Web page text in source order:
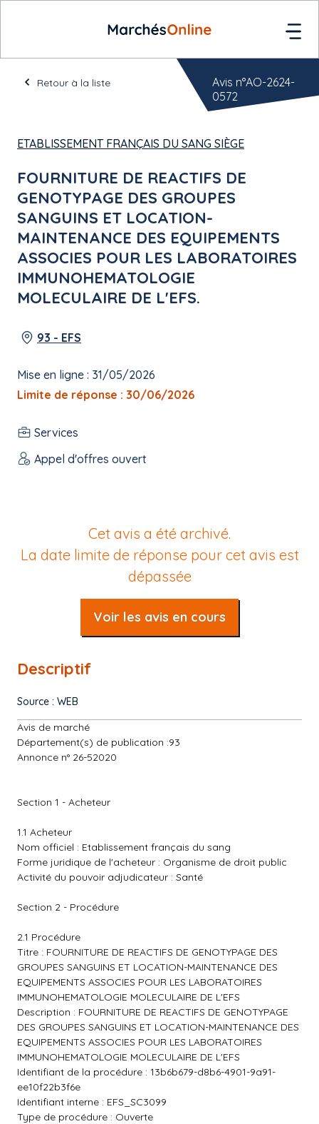
Retour à la liste
ETABLISSEMENT FRANÇAIS DU SANG SIÈGE
FOURNITURE DE REACTIFS DE
GENOTYPAGE DES GROUPES
SANGUINS ET LOCATION-
MAINTENANCE DES EQUIPEMENTS
ASSOCIES POUR LES LABORATOIRES
IMMUNOHEMATOLOGIE
MOLECULAIRE DE L'EFS.
93 - EFS
Mise en ligne : 31/05/2026
Limite de réponse : 30/06/2026
Services
Appel d'offres ouvert
Avis n°AO-2624-
0572
Cet avis a été archivé.
La date limite de réponse pour cet avis est
dépassée
Voir les avis en cours
Descriptif
Source : WEB
Avis de marché
Département(s) de publication :93
Annonce n° 26-52020
Section 1 - Acheteur
1.1 Acheteur
Nom officiel : Etablissement français du sang
Forme juridique de l'acheteur : Organisme de droit public
Activité du pouvoir adjudicateur : Santé
Section 2 - Procédure
2.1 Procédure
Titre : FOURNITURE DE REACTIFS DE GENOTYPAGE DES
GROUPES SANGUINS ET LOCATION-MAINTENANCE DES
EQUIPEMENTS ASSOCIES POUR LES LABORATOIRES
IMMUNOHEMATOLOGIE MOLECULAIRE DE L'EFS
Description : FOURNITURE DE REACTIFS DE GENOTYPAGE
DES GROUPES SANGUINS ET LOCATION-MAINTENANCE DES
EQUIPEMENTS ASSOCIES POUR LES LABORATOIRES
IMMUNOHEMATOLOGIE MOLECULAIRE DE L'EFS
Identifiant de la procédure : 13b6b679-d8b6-4901-9a91-
ee10f22b3f6e
Identifiant interne : EFS_SC3099
Type de procédure : Ouverte